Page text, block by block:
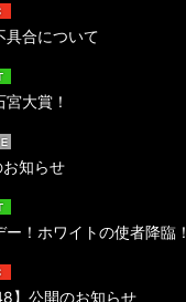
具合について
大賞！
知らせ
！ホワイトの使者降臨！
】公開のお知らせ